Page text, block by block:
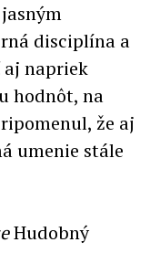
disciplína a
napriek
hodnôt, na
že aj
umenie stále
Hudobný